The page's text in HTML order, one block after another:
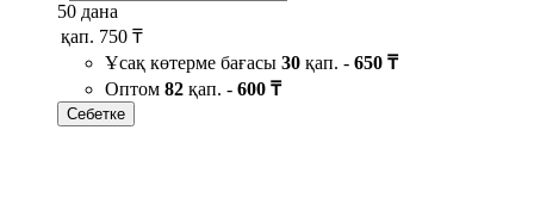
50 дана
қап. 750 ₸
Ұсақ көтерме бағасы 30 қап. - 650 ₸
Оптом 82 қап. - 600 ₸
Себетке